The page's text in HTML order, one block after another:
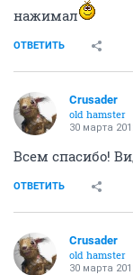
нажимал
ОТВЕТИТЬ
Crusader
old hamster
30 марта
Всем спасибо!
ОТВЕТИТЬ
Crusader
old hamster
30 марта